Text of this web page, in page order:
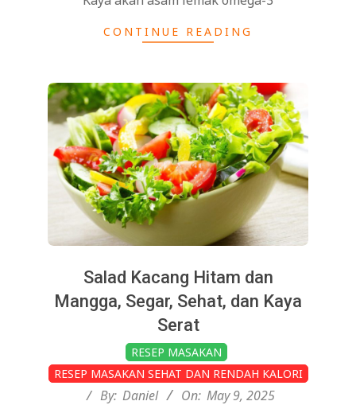
CONTINUE READING
Salad Kacang Hitam dan
Mangga, Segar, Sehat, dan Kaya
Serat
05-
09
RESEP MASAKAN
RESEP MASAKAN SEHAT DAN RENDAH KALORI
By: Daniel On: May 9, 2025